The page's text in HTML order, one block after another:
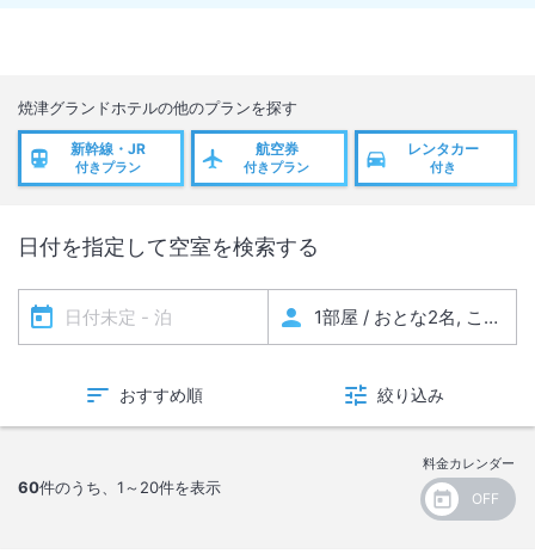
焼津グランドホテルの他のプランを探す
新幹線・JR
付きプラン
航空券
付きプラン
レンタカー
付き
日付を指定して空室を検索する
おすすめ順 絞り込み
60件のうち、 1～20件を表示
料金カレンダー